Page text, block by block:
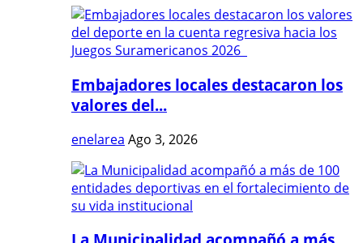
Embajadores locales destacaron los
valores del...
enelarea Ago 3, 2026